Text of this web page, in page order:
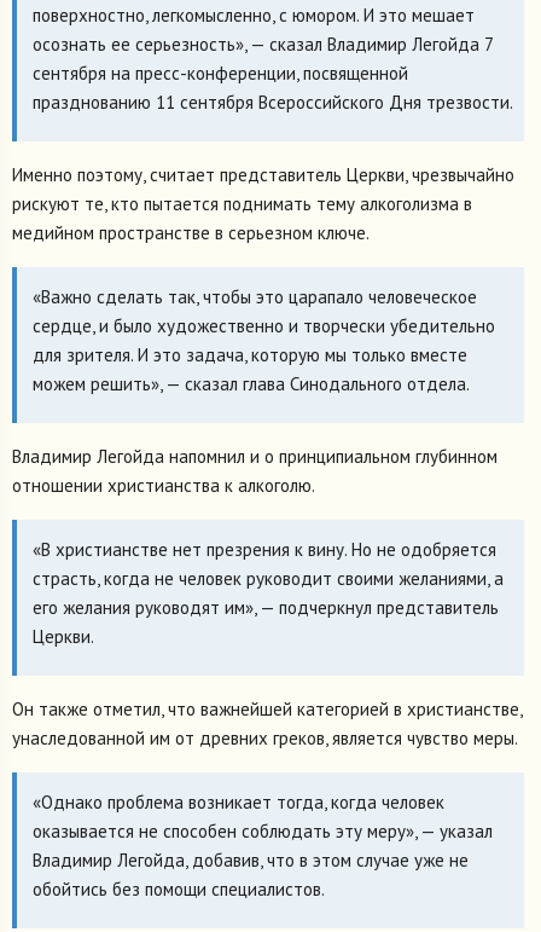
поверхностно, легкомысленно, с юмором. И это мешает
осознать ее серьезность», — сказал Владимир Легойда 7
сентября на пресс-конференции, посвященной
празднованию 11 сентября Всероссийского Дня трезвости.
Именно поэтому, считает представитель Церкви, чрезвычайно
рискуют те, кто пытается поднимать тему алкоголизма в
медийном пространстве в серьезном ключе.
«Важно сделать так, чтобы это царапало человеческое
сердце, и было художественно и творчески убедительно
для зрителя. И это задача, которую мы только вместе
можем решить», — сказал глава Синодального отдела.
Владимир Легойда напомнил и о принципиальном глубинном
отношении христианства к алкоголю.
«В христианстве нет презрения к вину. Но не одобряется
страсть, когда не человек руководит своими желаниями, а
его желания руководят им», — подчеркнул представитель
Церкви.
Он также отметил, что важнейшей категорией в христианстве,
унаследованной им от древних греков, является чувство меры.
«Однако проблема возникает тогда, когда человек
оказывается не способен соблюдать эту меру», — указал
Владимир Легойда, добавив, что в этом случае уже не
обойтись без помощи специалистов.